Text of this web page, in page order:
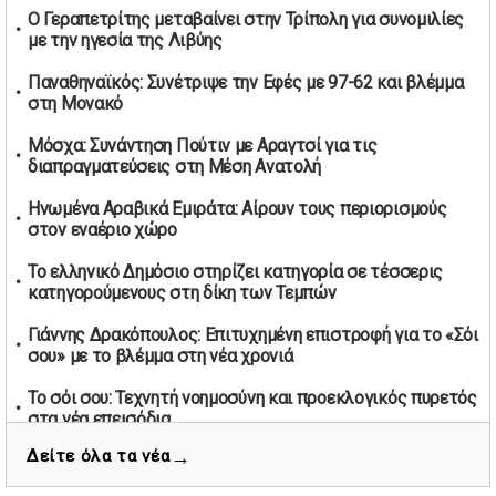
δηλώσεις την Πρωτομαγιά
01/05/2026 | 19:33
Υπερβολική ταχύτητα στο Αλιβέρι οδήγησε σε σύλληψη
38χρονου οδηγού
01/05/2026 | 19:12
Υποψηφιότητες για τις εκλογές νέας διοίκησης του ΑΟ
Νέων Στύρων
Τουρκία: Ένταση στις συγκεντρώσεις για την Πρωτομαγιά
01/05/2026 | 13:20
στη μνήμη των επτά φιλάθλων
01/05/2026 | 13:03
Θεσσαλονίκη: Στο Ψυχιατρικό Νοσοκομείο ο 20χρονος
που πετούσε αντικείμενα από το μπαλκόνι
Ο Γεραπετρίτης μεταβαίνει στην Τρίπολη για συνομιλίες
με την ηγεσία της Λιβύης
Παναθηναϊκός: Συνέτριψε την Εφές με 97-62 και βλέμμα
στη Μονακό
Μόσχα: Συνάντηση Πούτιν με Αραγτσί για τις
διαπραγματεύσεις στη Μέση Ανατολή
Ηνωμένα Αραβικά Εμιράτα: Αίρουν τους περιορισμούς
στον εναέριο χώρο
Το ελληνικό Δημόσιο στηρίζει κατηγορία σε τέσσερις
κατηγορούμενους στη δίκη των Τεμπών
Γιάννης Δρακόπουλος: Επιτυχημένη επιστροφή για το «Σόι
σου» με το βλέμμα στη νέα χρονιά
Το σόι σου: Τεχνητή νοημοσύνη και προεκλογικός πυρετός
στα νέα επεισόδια
Πτώση στο πετρέλαιο Brent και άνοδος στα
χρηματιστήρια μετά τις εξελίξεις στον Ορμούζ
Δείτε όλα τα νέα→